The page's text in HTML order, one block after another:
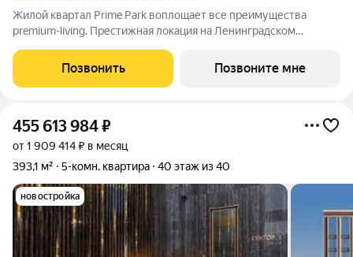
Жилой квартал Prime Park воплощает все преимущества
premium-living. Престижная локация на Ленинградском
и Белой площади, - 20 мин. до аэропорта «Шереметьево» или
«Москва-Сити», - 4 парка
Позвонить Позвоните мне
455 613 984₽
от 1 909 414 ₽ в месяц
393,1 м²
5-комн. квартира 40 этаж из 40
новостройка